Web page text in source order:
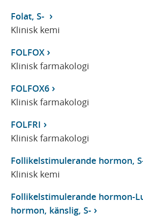
Folat, S-
Klinisk kemi
FOLFOX
Klinisk farmakologi
FOLFOX6
Klinisk farmakologi
FOLFRI
Klinisk farmakologi
Follikelstimulerande hormon,
Klinisk kemi
Follikelstimulerande hormon-
hormon, känslig, S-